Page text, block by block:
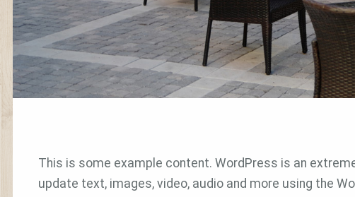
This is some example content. WordPress is an
update text, images, video, audio and more using the